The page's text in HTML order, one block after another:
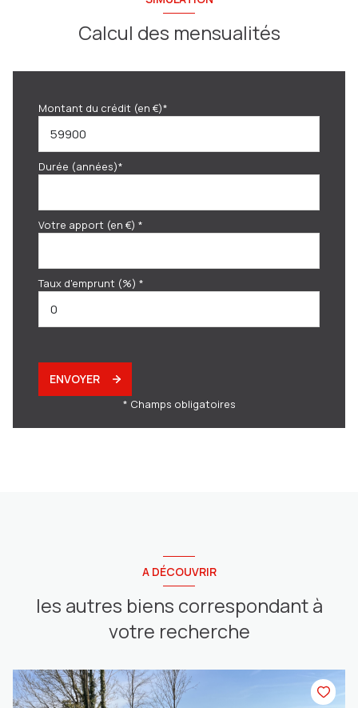
Calcul des mensualités
Montant du crédit (en €)*
Durée (années)*
Votre apport (en €) *
Taux d'emprunt (%) *
ENVOYER
* Champs obligatoires
A DÉCOUVRIR
les autres biens correspondant à
votre recherche